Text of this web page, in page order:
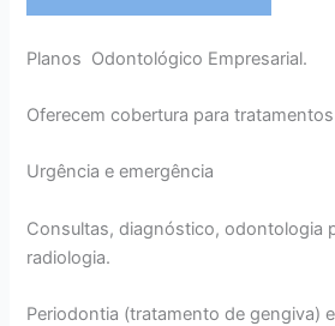
Planos Odontológico Empresarial.
Oferecem cobertura para tratamentos
Urgência e emergência
Consultas, diagnóstico, odontologia
radiologia.
Periodontia (tratamento de gengiva)